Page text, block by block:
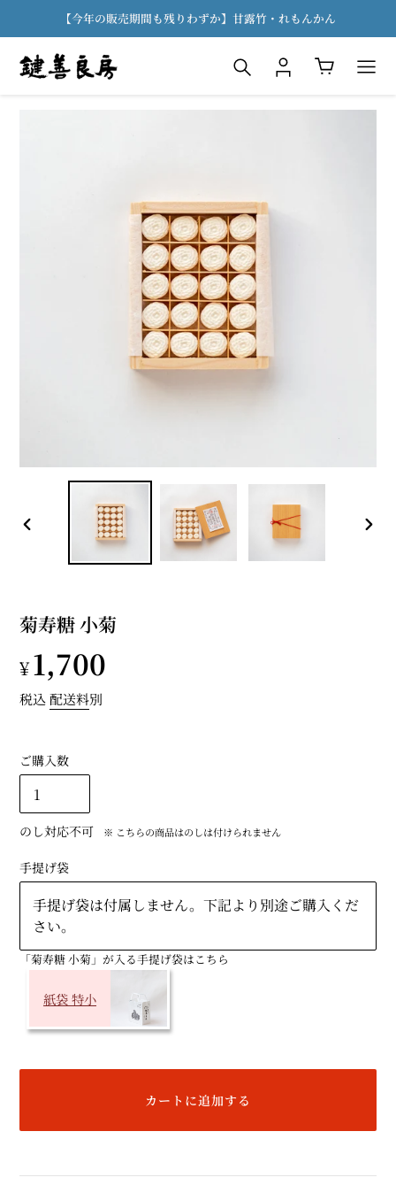
【今年の販売期間も残りわずか】甘露竹・れもんかん
検索 ログイン カート
イ
ド
菊寿糖 小菊
通
常
価
格
¥1,700
税込配送料別
ご購入数
のし対応不可 ※ こちらの商品はのしは付けられません
手提げ袋
手提げ袋は付属しません。下記より別途ご購入くだ
さい。
「菊寿糖 小菊」が入る手提げ袋はこちら
紙袋 特小
カートに追加する
ー